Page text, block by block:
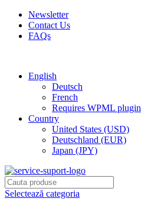
Newsletter
Contact Us
FAQs
English
Deutsch
French
Requires WPML plugin
Country
United States (USD)
Deutschland (EUR)
Japan (JPY)
Selectează categoria